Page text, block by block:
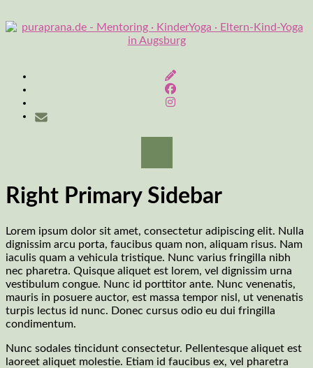
to
Right Primary Sidebar
Lorem ipsum dolor sit amet, consectetur adipiscing elit. Nulla
dignissim arcu porta, faucibus quam non, aliquam risus. Nam
iaculis quam a vehicula tristique. Nunc varius fringilla nibh
nec pharetra. Quisque aliquet est lorem, vel dignissim urna
vestibulum congue. Nunc id porttitor ante. Nunc venenatis,
mauris in posuere auctor, est massa tempor nisl, ut venenatis
turpis lectus id nunc. Donec cursus odio eu dui fringilla
condimentum.
Nunc sodales tincidunt consectetur. Pellentesque aliquet est
laoreet aliquet molestie. Etiam id faucibus ex, vel pharetra